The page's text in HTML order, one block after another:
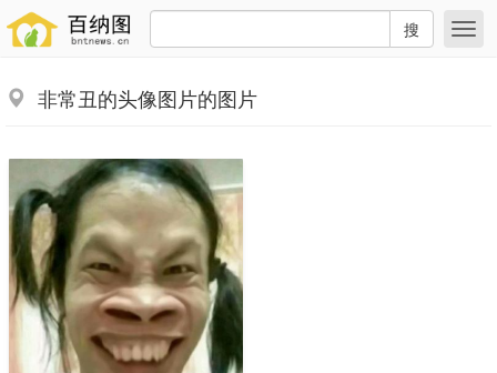
搜
非常丑的头像图片的图片